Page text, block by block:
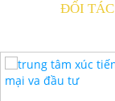
ĐỐI TÁC